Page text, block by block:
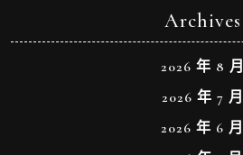
Archives
2026 年 8 月
2026 年 7 月
2026 年 6 月